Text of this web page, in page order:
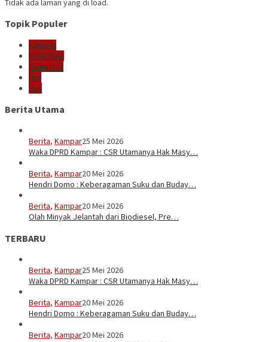
Tidak ada laman yang di load.
Topik Populer
Kampar
REGIONAL
Sumatera
Hot
Bus
Berita Utama
Berita, Kampar25 Mei 2026
Waka DPRD Kampar : CSR Utamanya Hak Masy…
Berita, Kampar20 Mei 2026
Hendri Domo : Keberagaman Suku dan Buday…
Berita, Kampar20 Mei 2026
Olah Minyak Jelantah dari Biodiesel, Pre…
TERBARU
Berita, Kampar25 Mei 2026
Waka DPRD Kampar : CSR Utamanya Hak Masy…
Berita, Kampar20 Mei 2026
Hendri Domo : Keberagaman Suku dan Buday…
Berita, Kampar20 Mei 2026